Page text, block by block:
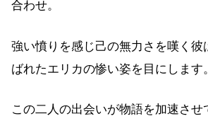
合わせ。
強い憤りを感じ己の無力さを嘆く彼
ばれたエリカの惨い姿を目にします。
この二人の出会いが物語を加速させ